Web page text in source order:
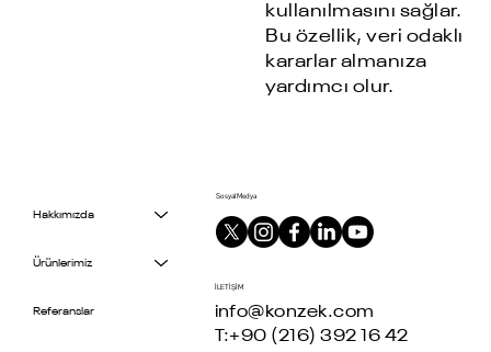
kullanılmasını sağlar.
Bu özellik, veri odaklı
kararlar almanıza
yardımcı olur.
Hakkımızda
Ürünlerimiz
Referanslar
Sosyal Medya
İLETİŞİM
info@konzek.com
T:+90 (216) 392 16 42